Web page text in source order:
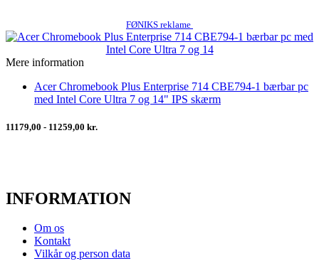
FØNIKS reklame
Mere information
Acer Chromebook Plus Enterprise 714 CBE794-1 bærbar pc
med Intel Core Ultra 7 og 14" IPS skærm
11179,00 - 11259,00 kr.
INFORMATION
Om os
Kontakt
Vilkår og person data